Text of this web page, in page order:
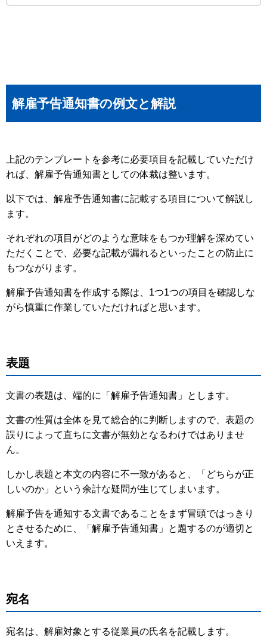
解雇予告通知書の例文と解説
上記のテンプレートを参考に必要項目を記載していただけ
れば、解雇予告通知書としての体裁は整います。
以下では、解雇予告通知書に記載する項目について解説し
ます。
それぞれの項目がどのような意味をもつか理解を深めてい
ただくことで、必要な記載が漏れるといったことの防止に
もつながります。
解雇予告通知書を作成する際は、1つ1つの項目を確認しな
がら慎重に作業していただければと思います。
表題
文書の表題は、端的に「解雇予告通知書」とします。
文書の性質は全体を見て総合的に判断しますので、表題の
誤りによって直ちに文書が無効となるわけではありませ
ん。
しかし表題と本文の内容に不一致があると、「どちらが正
しいのか」という余計な疑問が生じてしまいます。
解雇予告を通知する文書であることをまず冒頭ではっきり
とさせるために、「解雇予告通知書」と題するのが適切と
いえます。
宛名
宛名は、解雇対象とする従業員の氏名を記載します。